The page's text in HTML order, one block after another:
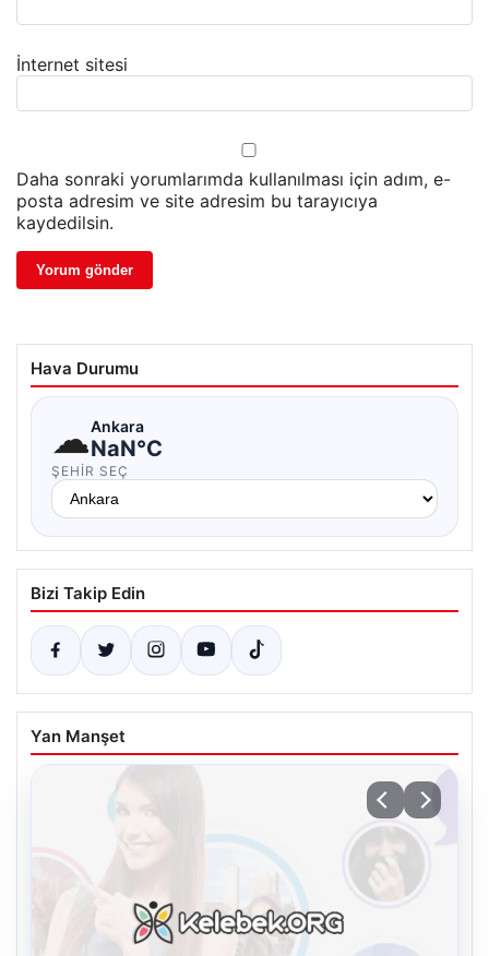
İnternet sitesi
Daha sonraki yorumlarımda kullanılması için adım, e-
posta adresim ve site adresim bu tarayıcıya
kaydedilsin.
Hava Durumu
☁Ankara
NaN°C
ŞEHIR SEÇ
Bizi Takip Edin
Yan Manşet